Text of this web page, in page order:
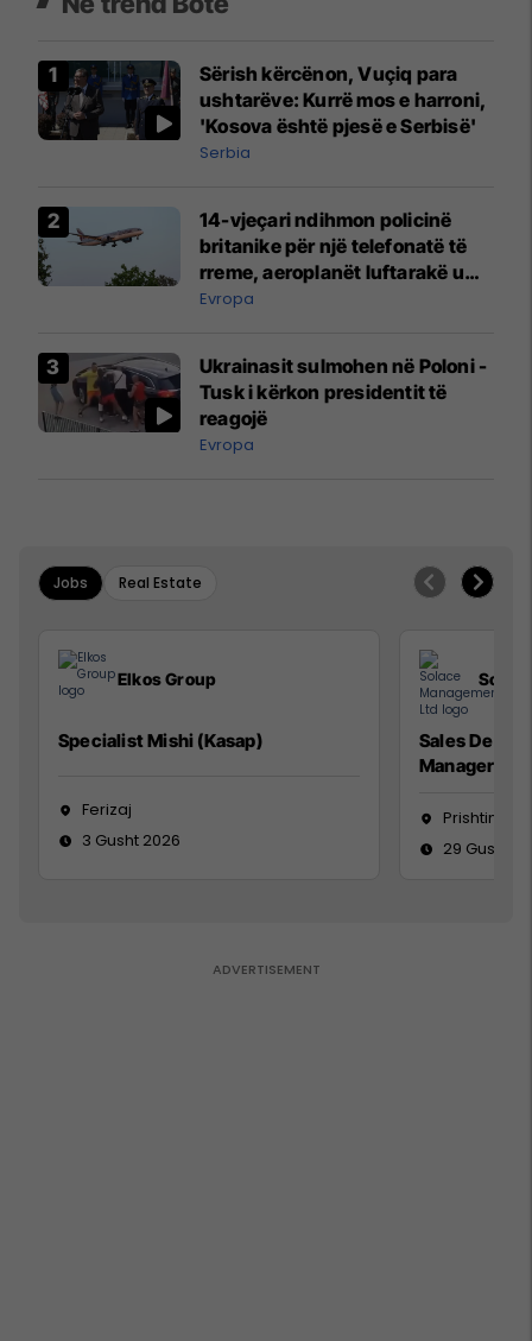
Sërish kërcënon, Vuçiq para
ushtarëve: Kurrë mos e harroni,
'Kosova është pjesë e Serbisë'
Serbia
14-vjeçari ndihmon policinë
britanike për një telefonatë të
rreme, aeroplanët luftarakë u
ngritën në ajër për të
Mançesterit
Evropa
Ukrainasit sulmohen në Poloni -
Tusk i kërkon presidentit të
reagojë
Evropa
Jobs Real Estate
Elkos Group
Specialist Mishi (Kasap)
Ferizaj
3 Gusht 2026
Sales
Manager
Prishtinë
29 Gusht